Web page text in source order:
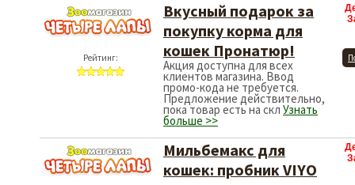
Рейтинг:
Вкусный подарок за
покупку корма для
кошек Пронатюр!
Акция доступна для всех
клиентов магазина. Ввод
промо-кода не требуется.
Предложение действительно,
пока товар есть на скл Узнать
больше >>
Мильбемакс для
кошек: пробник VIYO